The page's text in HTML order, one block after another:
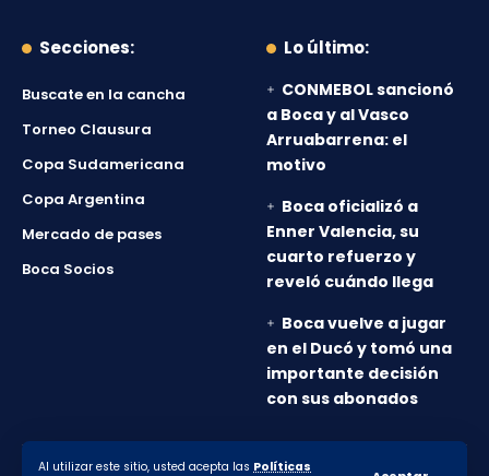
Al utilizar este sitio, usted acepta las Políticas
Secciones:
Buscate en la cancha
Torneo Clausura
Copa Sudamericana
Copa Argentina
Mercado de pases
Boca Socios
Lo último:
CONMEBOL sancionó
a Boca y al Vasco
Arruabarrena: el
motivo
Boca oficializó a
Enner Valencia, su
cuarto refuerzo y
reveló cuándo llega
Boca vuelve a jugar
en el Ducó y tomó una
importante decisión
con sus abonados
© 2010-2026 Lanumero12.com.ar - Todos los derechos